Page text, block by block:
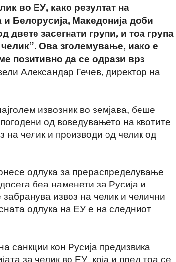
во ЕУ, како резултат на
и Белорусија, Македонија доби
засегнати групи, и тоа група
Ова зголемување, иако е
позитивно да се одрази врз
Александар Гечев, директор на
извозник во земјава, беше
од воведувањето на квотите
на челик и производи од челик од
одлука за прераспределување
беа наменети за Русија и
извоз на челик и челични
одлука на ЕУ е на следниот
санкции кон Русија предизвика
за челик во ЕУ, која и пред тоа се